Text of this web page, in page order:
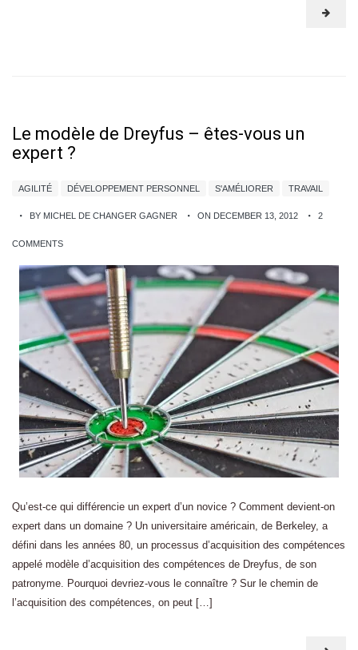
Le modèle de Dreyfus – êtes-vous un
expert ?
AGILITÉ DÉVELOPPEMENT PERSONNEL S'AMÉLIORER TRAVAIL
BY MICHEL DE CHANGER GAGNER ON DECEMBER 13, 2012 2
COMMENTS
Qu’est-ce qui différencie un expert d’un novice ? Comment devient-on
expert dans un domaine ? Un universitaire américain, de Berkeley, a
défini dans les années 80, un processus d’acquisition des compétences
appelé modèle d’acquisition des compétences de Dreyfus, de son
patronyme. Pourquoi devriez-vous le connaître ? Sur le chemin de
l’acquisition des compétences, on peut […]